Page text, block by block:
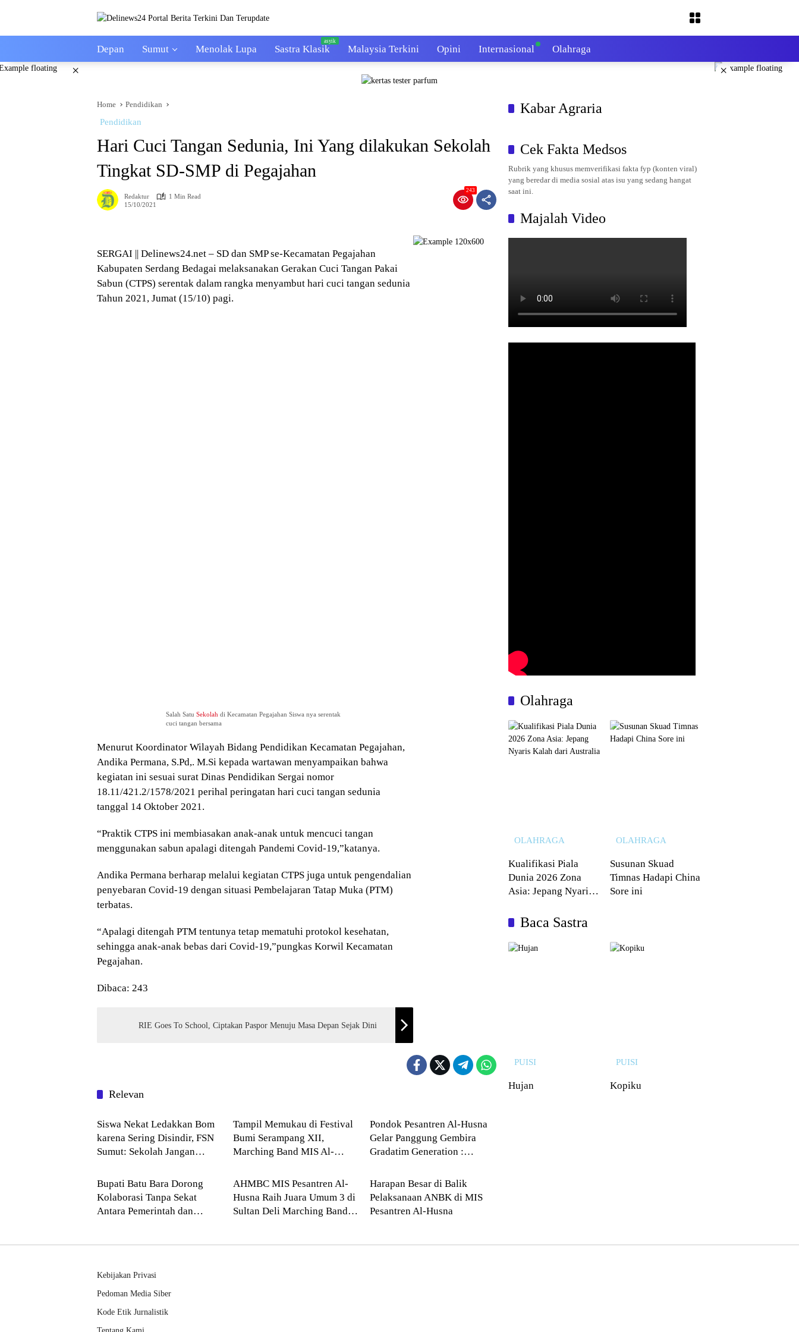
Depan Sumut Menolak Lupa Sastra Klasik Malaysia Terkini Opini Internasional Olahraga
× ×
Home Pendidikan
Pendidikan
Hari Cuci Tangan Sedunia, Ini Yang dilakukan Sekolah
Tingkat SD-SMP di Pegajahan
Redaktur
1 Min Read
15/10/2021
243
SERGAI || Delinews24.net – SD dan SMP se-Kecamatan Pegajahan
Kabupaten Serdang Bedagai melaksanakan Gerakan Cuci Tangan Pakai
Sabun (CTPS) serentak dalam rangka menyambut hari cuci tangan sedunia
Tahun 2021, Jumat (15/10) pagi.
Salah Satu Sekolah di Kecamatan Pegajahan Siswa nya serentak
cuci tangan bersama
Menurut Koordinator Wilayah Bidang Pendidikan Kecamatan Pegajahan,
Andika Permana, S.Pd,. M.Si kepada wartawan menyampaikan bahwa
kegiatan ini sesuai surat Dinas Pendidikan Sergai nomor
18.11/421.2/1578/2021 perihal peringatan hari cuci tangan sedunia
tanggal 14 Oktober 2021.
“Praktik CTPS ini membiasakan anak-anak untuk mencuci tangan
menggunakan sabun apalagi ditengah Pandemi Covid-19,”katanya.
Andika Permana berharap melalui kegiatan CTPS juga untuk pengendalian
penyebaran Covid-19 dengan situasi Pembelajaran Tatap Muka (PTM)
terbatas.
“Apalagi ditengah PTM tentunya tetap mematuhi protokol kesehatan,
sehingga anak-anak bebas dari Covid-19,”pungkas Korwil Kecamatan
Pegajahan.
Dibaca: 243
RIE Goes To School, Ciptakan Paspor Menuju Masa Depan Sejak Dini
Relevan
NASIONAL
Siswa Nekat Ledakkan Bom
karena Sering Disindir, FSN
Sumut: Sekolah Jangan
Tampil Memukau di Festival
Bumi Serampang XII,
Marching Band MIS Al-
Pondok Pesantren Al-Husna
Gelar Panggung Gembira
Gradatim Generation :
Kreativitas Santri
Bupati Batu Bara Dorong
Kolaborasi Tanpa Sekat
Antara Pemerintah dan
--> Sumatera Utara
AHMBC MIS Pesantren Al-
Husna Raih Juara Umum 3 di
Sultan Deli Marching Band
Harapan Besar di Balik
Pelaksanaan ANBK di MIS
Pesantren Al-Husna
Kabar Agraria
Cek Fakta Medsos
Rubrik yang khusus memverifikasi fakta fyp (konten viral)
yang beredar di media sosial atas isu yang sedang hangat
saat ini.
Majalah Video
Olahraga
OLAHRAGA
Kualifikasi Piala
Dunia 2026 Zona
Asia: Jepang Nyaris
OLAHRAGA
Susunan Skuad
Timnas Hadapi China
Sore ini
Baca Sastra
PUISI
Hujan
PUISI
Kopiku
Kebijakan Privasi
Pedoman Media Siber
Kode Etik Jurnalistik